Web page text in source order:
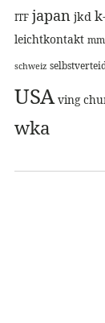
ITF japan jkd
leichtkontakt
schweiz
USA ving
wka